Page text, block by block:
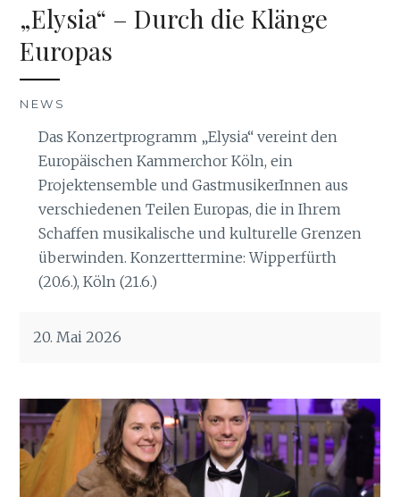
„Elysia“ – Durch die Klänge
Europas
NEWS
Das Konzertprogramm „Elysia“ vereint den
Europäischen Kammerchor Köln, ein
Projektensemble und GastmusikerInnen aus
verschiedenen Teilen Europas, die in Ihrem
Schaffen musikalische und kulturelle Grenzen
überwinden. Konzerttermine: Wipperfürth
(20.6.), Köln (21.6.)
20. Mai 2026